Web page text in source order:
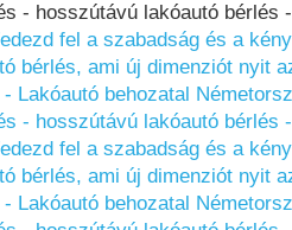
- hosszútávú lakóautó bérlés
fel a szabadság és a
bérlés, ami új dimenziót nyit
Lakóautó behozatal
- hosszútávú lakóautó bérlés
fel a szabadság és a
bérlés, ami új dimenziót nyit
Lakóautó behozatal